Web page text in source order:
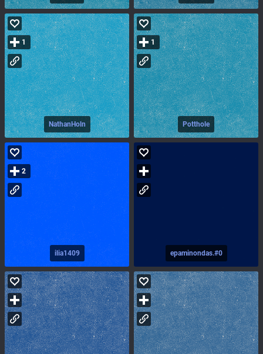
NathanHoln
1
Potthole
1
ilia1409
2
epaminondas.#0